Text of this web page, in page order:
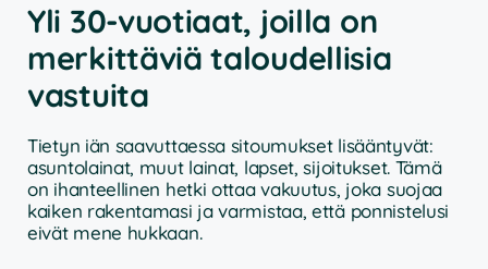
Yli 30-vuotiaat, joilla on
merkittäviä taloudellisia
vastuita
Tietyn iän saavuttaessa sitoumukset lisääntyvät:
asuntolainat, muut lainat, lapset, sijoitukset. Tämä
on ihanteellinen hetki ottaa vakuutus, joka suojaa
kaiken rakentamasi ja varmistaa, että ponnistelusi
eivät mene hukkaan.